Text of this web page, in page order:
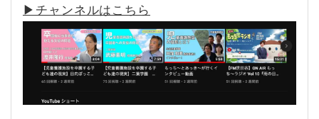
▶︎チャンネルはこちら